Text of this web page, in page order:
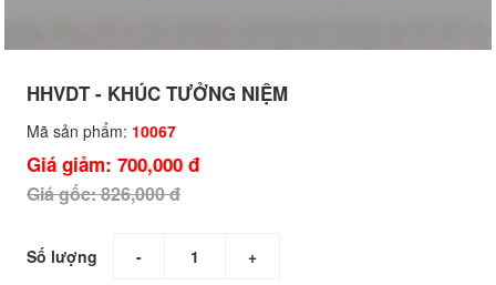
HHVDT - KHÚC TƯỞNG NIỆM
Mã sản phẩm: 10067
Giá giảm: 700,000 đ
Giá gốc: 826,000 đ
Số lượng - +